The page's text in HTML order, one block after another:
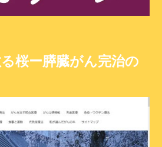
る桜ー膵臓がん完治の